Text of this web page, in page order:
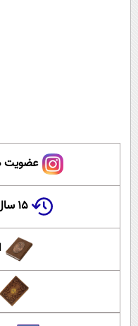
عضویت
۱۵ سال پیش در چنین روزی